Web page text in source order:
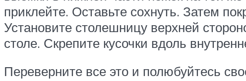
приклейте. Оставьте сохнуть. Затем
Установите столешницу верхней
столе. Скрепите кусочки вдоль
Переверните все это и полюбуйтесь